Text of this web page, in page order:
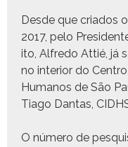
Des­de que cri­a­dos
2017, pelo
ito, Alfre­do Attié, já
no inte­ri­or do
Humanos de São
Tia­go Dan­tas,
O número de